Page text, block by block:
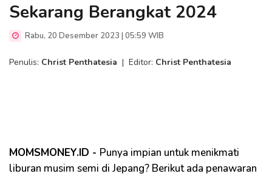
Sekarang Berangkat 2024
Rabu, 20 Desember 2023 | 05:59 WIB
Penulis: Christ Penthatesia | Editor: Christ Penthatesia
MOMSMONEY.ID - Punya impian untuk menikmati
liburan musim semi di Jepang? Berikut ada penawaran